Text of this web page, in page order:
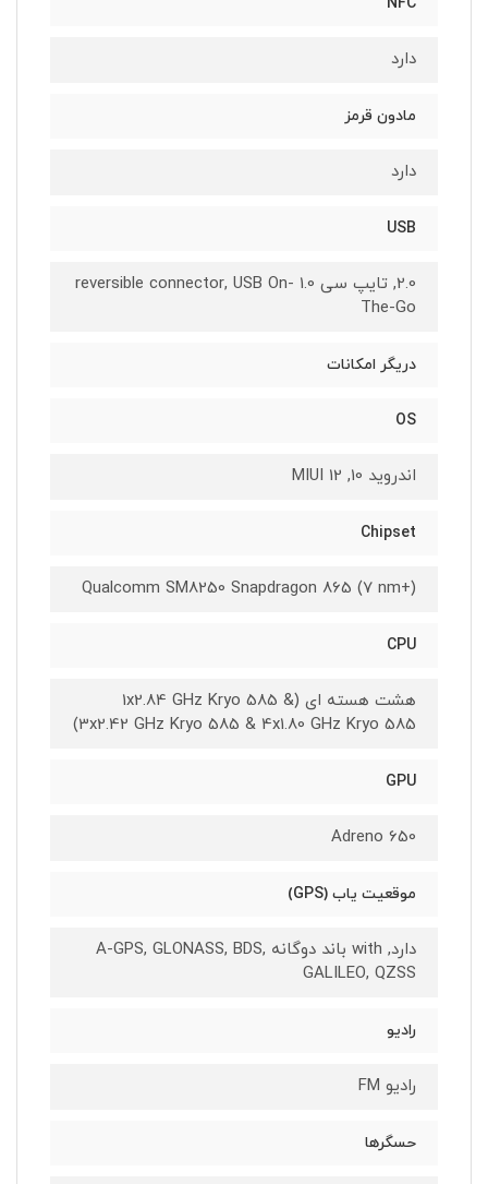
دارد
مادون قرمز
دارد
USB
2.0, تایپ سی 1.0 reversible connector, USB On-
The-Go
دریگر امکانات
OS
اندروید 10, MIUI 12
Chipset
Qualcomm SM8250 Snapdragon 865 (7 nm+)
CPU
هشت هسته ای (1x2.84 GHz Kryo 585 &
3x2.42 GHz Kryo 585 & 4x1.80 GHz Kryo 585)
GPU
Adreno 650
موقعیت یاب (GPS)
دارد, with باند دوگانه A-GPS, GLONASS, BDS,
GALILEO, QZSS
رادیو
رادیو FM
حسگرها